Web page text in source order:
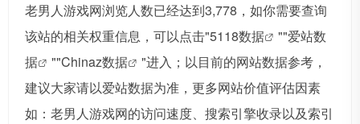
老男人游戏网浏览人数已经达到3,778，如你需要查询
该站的相关权重信息，可以点击"5118数据 ""爱站数
据
""Chinaz数据
"进入；以目前的网站数据参考，
建议大家请以爱站数据为准，更多网站价值评估因素
如：老男人游戏网的访问速度、搜索引擎收录以及索引